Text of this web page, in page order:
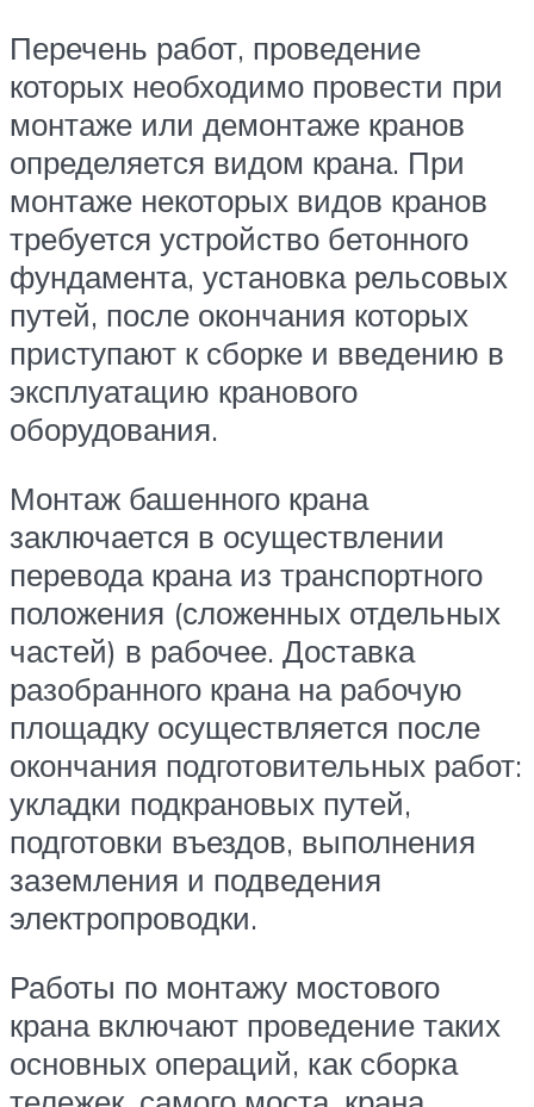
Перечень работ, проведение
которых необходимо провести при
монтаже или демонтаже кранов
определяется видом крана. При
монтаже некоторых видов кранов
требуется устройство бетонного
фундамента, установка рельсовых
путей, после окончания которых
приступают к сборке и введению в
эксплуатацию кранового
оборудования.
Монтаж башенного крана
заключается в осуществлении
перевода крана из транспортного
положения (сложенных отдельных
частей) в рабочее. Доставка
разобранного крана на рабочую
площадку осуществляется после
окончания подготовительных работ:
укладки подкрановых путей,
подготовки въездов, выполнения
заземления и подведения
электропроводки.
Работы по монтажу мостового
крана включают проведение таких
основных операций, как сборка